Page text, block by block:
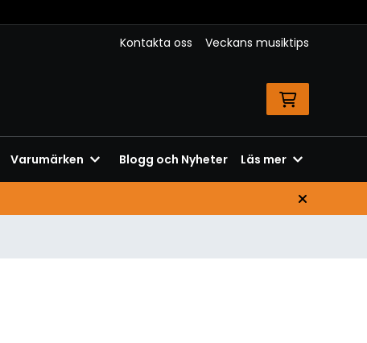
Kontakta oss Veckans musiktips
Varumärken Blogg och Nyheter Läs mer